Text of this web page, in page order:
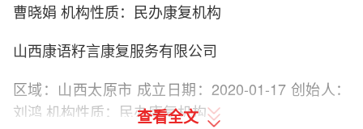
曹晓娟 机构性质：民办康复机构
山西康语籽言康复服务有限公司
区域：山西太原市 成立日期：2020-01-17 创始人：
刘鸿 机构性质：民办康复机构
查看全文